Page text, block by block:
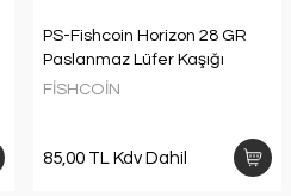
PS-Fishcoin Horizon 28 GR
Paslanmaz Lüfer Kaşığı
FİSHCOİN
85,00 TL Kdv Dahil